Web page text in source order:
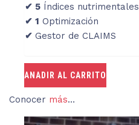
✔ 5 Índices nutrimentales
✔ 1 Optimización
✔ Gestor de CLAIMS
ANADIR AL CARRITO
Conocer más…